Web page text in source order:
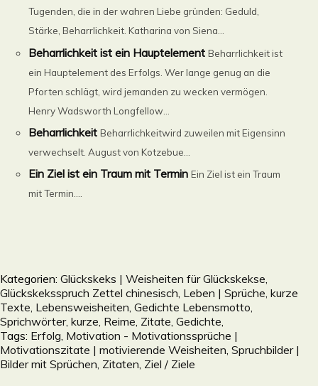
Tugenden, die in der wahren Liebe gründen: Geduld,
Stärke, Beharrlichkeit. Katharina von Siena...
Beharrlichkeit ist ein Hauptelement Beharrlichkeit ist
ein Hauptelement des Erfolgs. Wer lange genug an die
Pforten schlägt, wird jemanden zu wecken vermögen.
Henry Wadsworth Longfellow...
Beharrlichkeit Beharrlichkeitwird zuweilen mit Eigensinn
verwechselt. August von Kotzebue...
Ein Ziel ist ein Traum mit Termin Ein Ziel ist ein Traum
mit Termin....
Kategorien: Glückskeks | Weisheiten für Glückskekse,
Glückskeksspruch Zettel chinesisch Leben | Sprüche, kurze
Texte, Lebensweisheiten, Gedichte Lebensmotto,
Sprichwörter, kurze, Reime, Zitate, Gedichte,
Tags: Erfolg Motivation - Motivationssprüche |
Motivationszitate | motivierende Weisheiten Spruchbilder |
Bilder mit Sprüchen, Zitaten Ziel / Ziele